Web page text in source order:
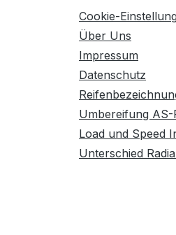
Cookie-
Über Uns
Impressum
Datenschutz
Umbereifung AS-
Load und Speed
Unterschied